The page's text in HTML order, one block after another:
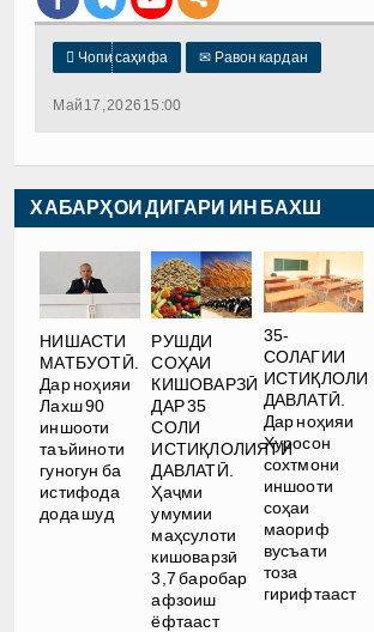
 Чопи саҳифа ✉ Равон кардан
Май 17, 2026 15:00
ХАБАРҲОИ ДИГАРИ ИН БАХШ
НИШАСТИ
МАТБУОТӢ.
Дар ноҳияи
Лахш 90
иншооти
таъйиноти
гуногун ба
истифода
дода шуд
РУШДИ
СОҲАИ
КИШОВАРЗӢ
ДАР 35
СОЛИ
ИСТИҚЛОЛИЯТИ
ДАВЛАТӢ.
Ҳаҷми
умумии
маҳсулоти
кишоварзӣ
3,7 баробар
афзоиш
ёфтааст
35-
СОЛАГИИ
ИСТИҚЛОЛИ
ДАВЛАТӢ.
Дар ноҳияи
Хуросон
сохтмони
иншооти
соҳаи
маориф
вусъати
тоза
гирифтааст